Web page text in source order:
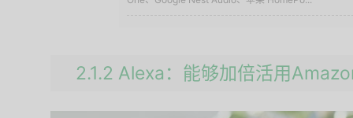
2.1.2 Alexa：能够加倍活用